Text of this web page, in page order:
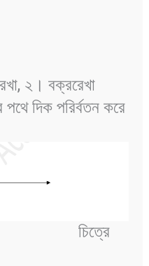
২। বক্ররেখা
পথে দিক পরির্বতন করে